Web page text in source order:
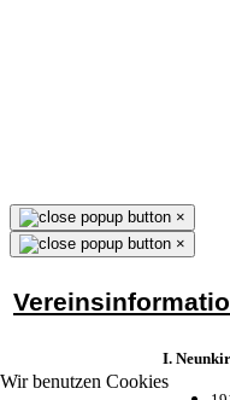
Wir benutzen Cookies
×
×
I.